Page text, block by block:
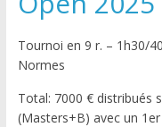
Tournoi en 9 r. – 1h30/
Normes
Total: 7000 € distribués
(Masters+B) avec un